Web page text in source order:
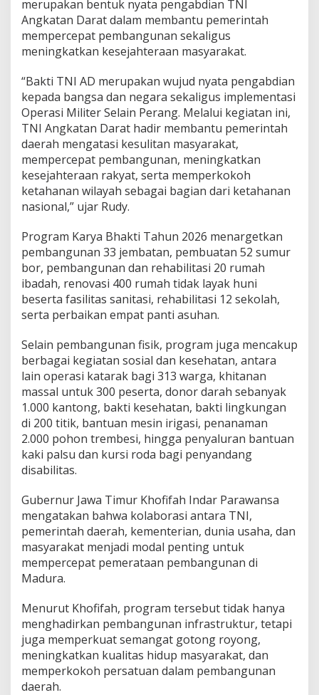
3
J
m
b
t
a
h
i
n
g
g
a
R
o
v
a
s
i
4
0
u
m
a
h
merupakan bentuk nyata pengabdian TNI
Angkatan Darat dalam membantu pemerintah
mempercepat pembangunan sekaligus
meningkatkan kesejahteraan masyarakat.
“Bakti TNI AD merupakan wujud nyata pengabdian
kepada bangsa dan negara sekaligus implementasi
Operasi Militer Selain Perang. Melalui kegiatan ini,
TNI Angkatan Darat hadir membantu pemerintah
daerah mengatasi kesulitan masyarakat,
mempercepat pembangunan, meningkatkan
kesejahteraan rakyat, serta memperkokoh
ketahanan wilayah sebagai bagian dari ketahanan
nasional,” ujar Rudy.
Program Karya Bhakti Tahun 2026 menargetkan
pembangunan 33 jembatan, pembuatan 52 sumur
bor, pembangunan dan rehabilitasi 20 rumah
ibadah, renovasi 400 rumah tidak layak huni
beserta fasilitas sanitasi, rehabilitasi 12 sekolah,
serta perbaikan empat panti asuhan.
Selain pembangunan fisik, program juga mencakup
berbagai kegiatan sosial dan kesehatan, antara
lain operasi katarak bagi 313 warga, khitanan
massal untuk 300 peserta, donor darah sebanyak
1.000 kantong, bakti kesehatan, bakti lingkungan
di 200 titik, bantuan mesin irigasi, penanaman
2.000 pohon trembesi, hingga penyaluran bantuan
kaki palsu dan kursi roda bagi penyandang
disabilitas.
Gubernur Jawa Timur Khofifah Indar Parawansa
mengatakan bahwa kolaborasi antara TNI,
pemerintah daerah, kementerian, dunia usaha, dan
masyarakat menjadi modal penting untuk
mempercepat pemerataan pembangunan di
Madura.
Menurut Khofifah, program tersebut tidak hanya
menghadirkan pembangunan infrastruktur, tetapi
juga memperkuat semangat gotong royong,
meningkatkan kualitas hidup masyarakat, dan
memperkokoh persatuan dalam pembangunan
daerah.